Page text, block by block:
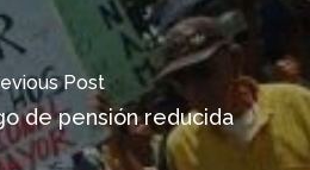
Post
de pensión reducida